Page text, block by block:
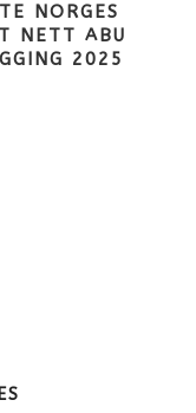
NORGES
NETT ABU
2025